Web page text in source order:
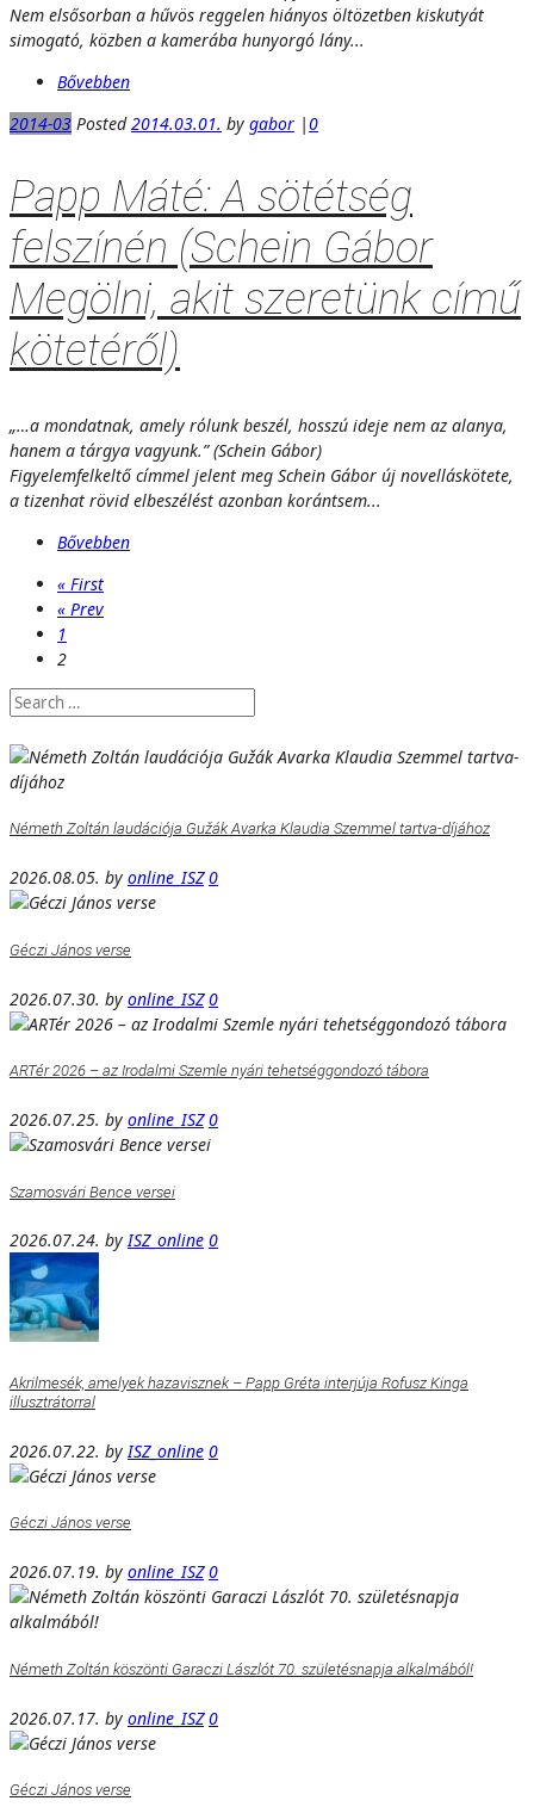
Nem elsősorban a hűvös reggelen hiányos öltözetben kiskutyát
simogató, közben a kamerába hunyorgó lány...
Bővebben
2014-03 Posted2014.03.01. by gabor |0
Papp Máté: A sötétség
felszínén (Schein Gábor
Megölni, akit szeretünk című
kötetéről)
„…a mondatnak, amely rólunk beszél, hosszú ideje nem az alanya,
hanem a tárgya vagyunk.” (Schein Gábor)
Figyelemfelkeltő címmel jelent meg Schein Gábor új novelláskötete,
a tizenhat rövid elbeszélést azonban korántsem...
Bővebben
« First
« Prev
1
2
Németh Zoltán laudációja Gužák Avarka Klaudia Szemmel tartva-díjához
2026.08.05. by online_ISZ 0
Géczi János verse
2026.07.30. by online_ISZ 0
ARTér 2026 – az Irodalmi Szemle nyári tehetséggondozó tábora
2026.07.25. by online_ISZ 0
Szamosvári Bence versei
2026.07.24. byISZ_online 0
Akrilmesék, amelyek hazavisznek – Papp Gréta interjúja Rofusz Kinga
illusztrátorral
2026.07.22. by ISZ_online 0
Géczi János verse
2026.07.19. by online_ISZ 0
Németh Zoltán köszönti Garaczi Lászlót 70. születésnapja alkalmából!
2026.07.17. by online_ISZ 0
Géczi János verse